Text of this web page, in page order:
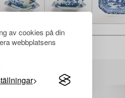
av cookies på din
webbplatsens